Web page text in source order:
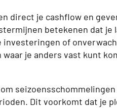
direct je cashflow en
betekenen dat je
investeringen of
je anders vast kunt
Dit voorkomt dat je